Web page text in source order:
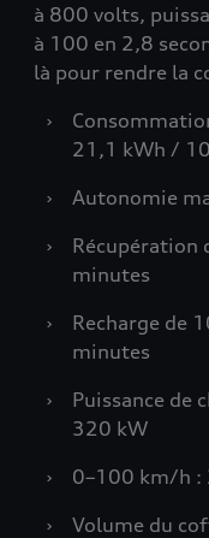
à 800 volts,
à 100 en 2,8
là pour rendre la
›
21,1 kWh /
›
Autonomie
›
Récupération
minutes
›
Recharge de
minutes
›
Puissance de
320 kW
›
0–100 km/h :
›
Volume du